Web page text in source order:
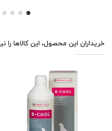
خریداران این محصول، این کالاها را